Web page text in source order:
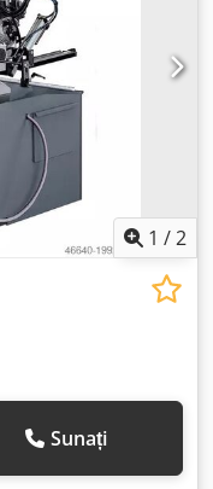
la 60 de grade:
de grade:
de tăiere la 45 de
de tăiere la 45
de tăiere la
mm
Na Ss Ah Ror
mm
1 /2
Sunați